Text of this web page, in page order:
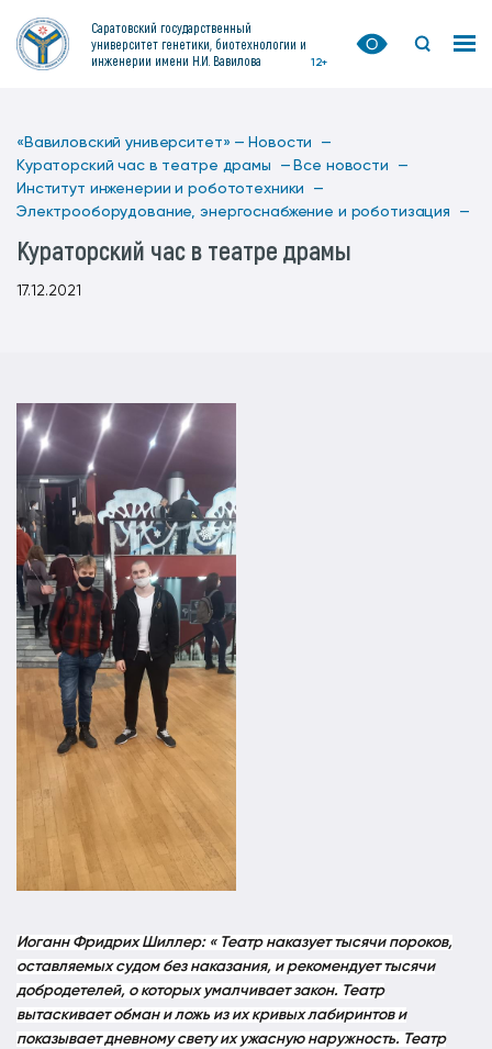
Саратовский государственный
университет генетики, биотехнологии и
инженерии имени Н.И. Вавилова
12+
«Вавиловский университет» — Новости —
Кураторский час в театре драмы — Все новости —
Институт инженерии и робототехники —
Электрооборудование, энергоснабжение и роботизация —
Кураторский час в театре драмы
17.12.2021
Иоганн Фридрих Шиллер: « Театр наказует тысячи пороков,
оставляемых судом без наказания, и рекомендует тысячи
добродетелей, о которых умалчивает закон. Театр
вытаскивает обман и ложь из их кривых лабиринтов и
показывает дневному свету их ужасную наружность. Театр